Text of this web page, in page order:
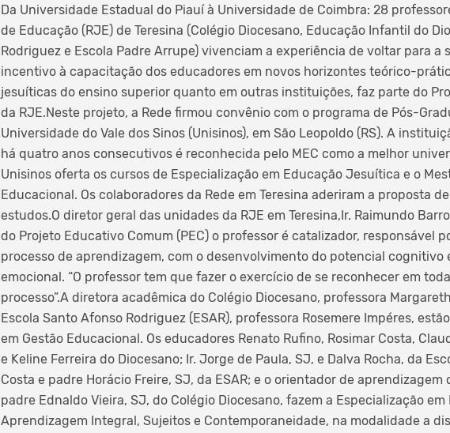
Da Universidade Estadual do Piauí à Universidade de Coimbra: 28
de Educação (RJE) de Teresina (Colégio Diocesano, Educação Infantil do
Rodriguez e Escola Padre Arrupe) vivenciam a experiência de voltar para a
incentivo à capacitação dos educadores em novos horizontes teórico-
jesuíticas do ensino superior quanto em outras instituições, faz parte do
da RJE.Neste projeto, a Rede firmou convênio com o programa de Pós-
Universidade do Vale dos Sinos (Unisinos), em São Leopoldo (RS). A
há quatro anos consecutivos é reconhecida pelo MEC como a melhor
Unisinos oferta os cursos de Especialização em Educação Jesuítica e o
Educacional. Os colaboradores da Rede em Teresina aderiram a proposta
estudos.O diretor geral das unidades da RJE em Teresina,Ir. Raimundo
do Projeto Educativo Comum (PEC) o professor é catalizador, responsável
processo de aprendizagem, com o desenvolvimento do potencial cognitivo
emocional. “O professor tem que fazer o exercício de se reconhecer em
processo”.A diretora acadêmica do Colégio Diocesano, professora
Escola Santo Afonso Rodriguez (ESAR), professora Rosemere Impéres,
em Gestão Educacional. Os educadores Renato Rufino, Rosimar Costa,
e Keline Ferreira do Diocesano; Ir. Jorge de Paula, SJ, e Dalva Rocha, da
Costa e padre Horácio Freire, SJ, da ESAR; e o orientador de
padre Ednaldo Vieira, SJ, do Colégio Diocesano, fazem a Especialização
Aprendizagem Integral, Sujeitos e Contemporaneidade, na modalidade a